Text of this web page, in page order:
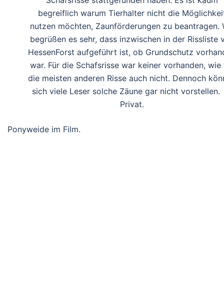
begreiflich warum Tierhalter nicht die
nutzen möchten, Zaunförderungen zu beantragen.
begrüßen es sehr, dass inzwischen in der Rissliste
HessenForst aufgeführt ist, ob Grundschutz
war. Für die Schafsrisse war keiner vorhanden, wie
die meisten anderen Risse auch nicht. Dennoch
sich viele Leser solche Zäune gar nicht
Privat.
Ponyweide im Film.